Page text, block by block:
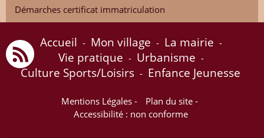
Démarches certificat immatriculation
Accueil - Mon village - La mairie -
Vie pratique - Urbanisme -
Culture Sports/Loisirs - Enfance Jeunesse
Mentions Légales- Plan du site-
Accessibilité : non conforme